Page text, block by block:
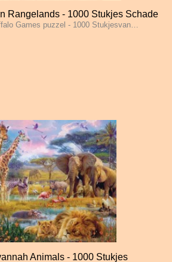
Rangelands - 1000 Stukjes Schade
Games puzzel - 1000 Stukjesvan…
Animals - 1000 Stukjes